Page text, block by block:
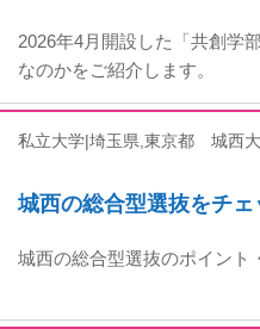
2026年4月開設した「共創学
なのかをご紹介します。
私立大学|埼玉県,東京都 城西
城西の総合型選抜をチェ
城西の総合型選抜のポイント